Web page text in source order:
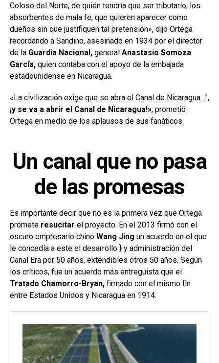
Coloso del Norte, de quién tendría que ser tributario; los
absorbentes de mala fe, que quieren aparecer como
dueños sin que justifiquen tal pretensión», dijo Ortega
recordando a Sandino, asesinado en 1934 por el director
de la Guardia Nacional, general Anastasio Somoza
García, quien contaba con el apoyo de la embajada
estadounidense en Nicaragua.
«La civilización exige que se abra el Canal de Nicaragua…”,
¡y se va a abrir el Canal de Nicaragua!», prometió
Ortega en medio de los aplausos de sus fanáticos.
Un canal que no pasa
de las promesas
Es importante decir que no es la primera vez que Ortega
promete resucitar el proyecto. En el 2013 firmó con el
oscuro empresario chino Wang Jing un acuerdo en el que
le concedía a este el desarrollo } y administración del
Canal Era por 50 años, extendibles otros 50 años. Según
los críticos, fue un acuerdo más entreguista que el
Tratado Chamorro-Bryan, firmado con el mismo fin
entre Estados Unidos y Nicaragua en 1914.